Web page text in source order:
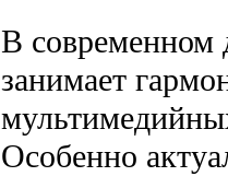
В современном
занимает
Особенно